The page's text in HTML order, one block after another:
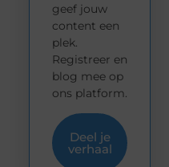
geef jouw
content een
plek.
Registreer en
blog mee op
ons platform.
Deel je
verhaal